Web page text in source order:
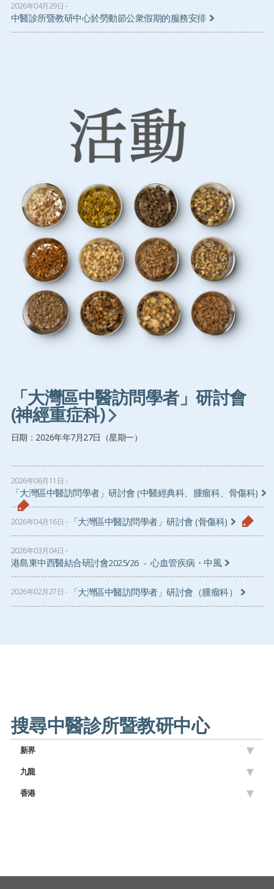
2026年04月29日
中醫診所暨教研中心於勞動節公衆假期的服務安排
「大灣區中醫訪問學者」研討會
(神經重症科)
日期：2026年年7月27日（星期一）
2026年06月11日
「大灣區中醫訪問學者」研討會 (中醫經典科、腫瘤科、骨傷科)
2026年04月16日 「大灣區中醫訪問學者」研討會 (骨傷科)
2026年03月04日
港島東中西醫結合研討會2025/26 - 心血管疾病・中風
2026年02月27日 「大灣區中醫訪問學者」研討會（腫瘤科）
搜尋中醫診所暨教研中心
新界
九龍
香港